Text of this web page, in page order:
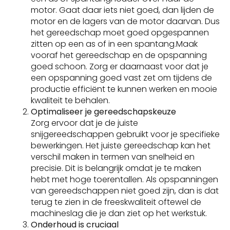
motor. Gaat daar iets niet goed, dan lijden de
motor en de lagers van de motor daarvan. Dus
het gereedschap moet goed opgespannen
zitten op een as of in een spantang.Maak
vooraf het gereedschap en de opspanning
goed schoon. Zorg er daarnaast voor dat je
een opspanning goed vast zet om tijdens de
productie efficiënt te kunnen werken en mooie
kwaliteit te behalen.
Optimaliseer je gereedschapskeuze
Zorg ervoor dat je de juiste
snijgereedschappen gebruikt voor je specifieke
bewerkingen. Het juiste gereedschap kan het
verschil maken in termen van snelheid en
precisie. Dit is belangrijk omdat je te maken
hebt met hoge toerentallen. Als opspanningen
van gereedschappen niet goed zijn, dan is dat
terug te zien in de freeskwaliteit oftewel de
machineslag die je dan ziet op het werkstuk.
Onderhoud is cruciaal